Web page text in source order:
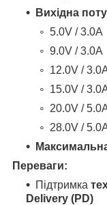
Вихідна
5.0V / 3.0A
9.0V / 3.0A
12.0V /
15.0V /
20.0V /
28.0V /
Переваги:
Підтримка
Delivery (PD)